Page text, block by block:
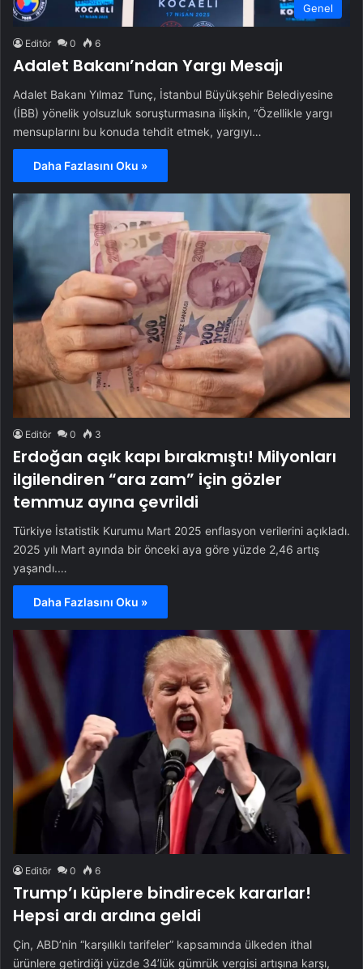
Genel
Editör 0 6
Adalet Bakanı’ndan Yargı Mesajı
Adalet Bakanı Yılmaz Tunç, İstanbul Büyükşehir Belediyesine
(İBB) yönelik yolsuzluk soruşturmasına ilişkin, “Özellikle yargı
mensuplarını bu konuda tehdit etmek, yargıyı…
Daha Fazlasını Oku »
Editör 0 3
Erdoğan açık kapı bırakmıştı! Milyonları
ilgilendiren “ara zam” için gözler
temmuz ayına çevrildi
Türkiye İstatistik Kurumu Mart 2025 enflasyon verilerini açıkladı.
2025 yılı Mart ayında bir önceki aya göre yüzde 2,46 artış
yaşandı.…
Daha Fazlasını Oku »
Editör 0 6
Trump’ı küplere bindirecek kararlar!
Hepsi ardı ardına geldi
Çin, ABD’nin “karşılıklı tarifeler” kapsamında ülkeden ithal
ürünlere getirdiği yüzde 34’lük gümrük vergisi artışına karşı,